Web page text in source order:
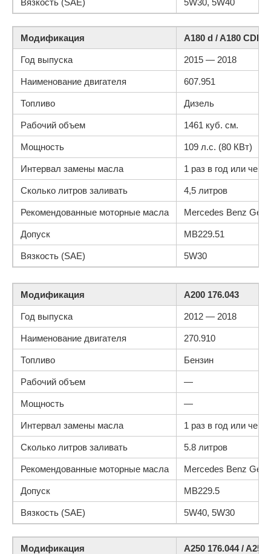
Вязкость (SAE) 5W30, 5W40
Модификация A180 d / A180 CDI
Год выпуска 2015 — 2018
Наименование двигателя 607.951
Топливо Дизель
Рабочий объем 1461 куб. см.
Мощность 109 л.с. (80 КВт)
Интервал замены масла 1 раз в год или
Сколько литров заливать 4,5 литров
Рекомендованные моторные масла Mercedes Benz
Допуск MB229.51
Вязкость (SAE) 5W30
Модификация A200 176.043
Год выпуска 2012 — 2018
Наименование двигателя 270.910
Топливо Бензин
Рабочий объем —
Мощность —
Интервал замены масла 1 раз в год или
Сколько литров заливать 5.8 литров
Рекомендованные моторные масла Mercedes Benz
Допуск MB229.5
Вязкость (SAE) 5W40, 5W30
Модификация A250 176.044 /